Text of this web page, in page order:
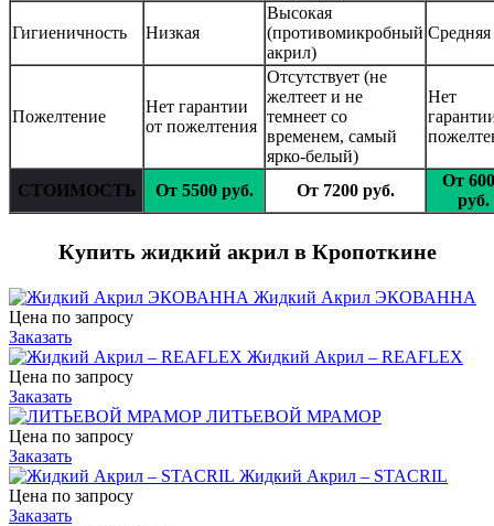
Гигиеничность Низкая
Высокая
(противомикробный
акрил)
Средняя
Пожелтение
Нет гарантии
от пожелтения
Отсутствует (не
желтеет и не
темнеет со
временем, самый
ярко-белый)
Нет
СТОИМОСТЬ От 5500 руб. От 7200 руб.
От
руб.
Купить жидкий акрил в Кропоткине
Жидкий Акрил ЭКОВАННА
Цена по запросу
Заказать
Жидкий Акрил – REAFLEX
Цена по запросу
Заказать
ЛИТЬЕВОЙ МРАМОР
Цена по запросу
Заказать
Жидкий Акрил – STACRIL
Цена по запросу
Заказать